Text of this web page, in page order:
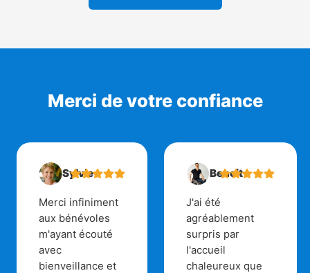
Merci de votre confiance
Sylvie
Merci infiniment
aux bénévoles
m'ayant écouté
avec
bienveillance et
Benoit
J'ai été
agréablement
surpris par
l'accueil
chaleureux que